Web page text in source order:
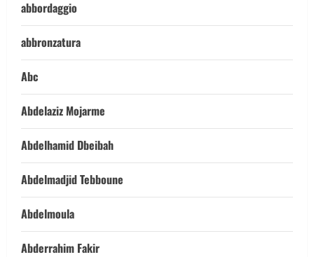
abbordaggio
abbronzatura
Abc
Abdelaziz Mojarme
Abdelhamid Dbeibah
Abdelmadjid Tebboune
Abdelmoula
Abderrahim Fakir